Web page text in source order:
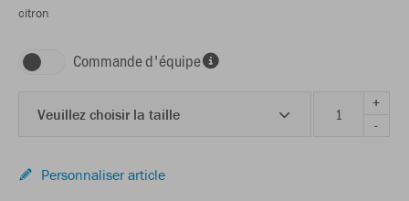
citron
Commande d'équipe
Veuillez choisir la taille
+
-
Personnaliser article